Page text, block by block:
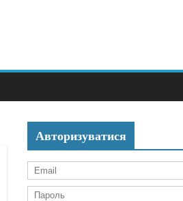
Авторизуватися